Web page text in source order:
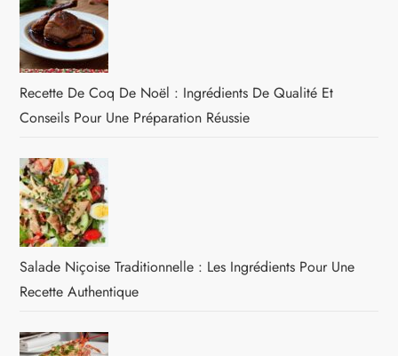
Recette De Coq De Noël : Ingrédients De Qualité Et
Conseils Pour Une Préparation Réussie
Salade Niçoise Traditionnelle : Les Ingrédients Pour Une
Recette Authentique